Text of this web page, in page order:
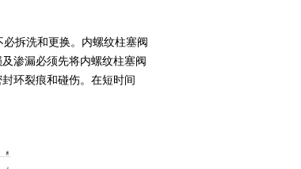
拆洗和更换。内螺纹柱塞阀
渗漏必须先将内螺纹柱塞阀
环裂痕和碰伤。在短时间